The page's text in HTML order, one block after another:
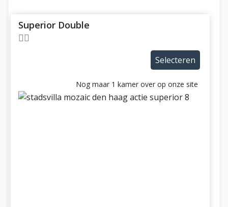
Superior Double
Selecteren
Nog maar 1 kamer over op onze site